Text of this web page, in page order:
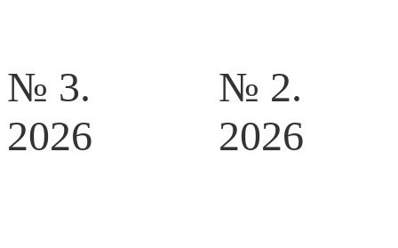
№ 3.
2026
№ 2.
2026